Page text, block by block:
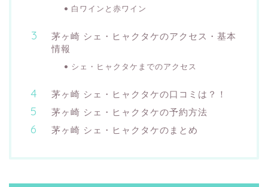
白ワインと赤ワイン
茅ヶ崎 シェ・ヒャクタケのアクセス・基本
情報
シェ・ヒャクタケまでのアクセス
茅ヶ崎 シェ・ヒャクタケの口コミは？！
茅ヶ崎 シェ・ヒャクタケの予約方法
茅ヶ崎 シェ・ヒャクタケのまとめ